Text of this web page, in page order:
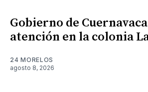
Gobierno de
atención en la colonia
24 MORELOS
agosto 8, 2026